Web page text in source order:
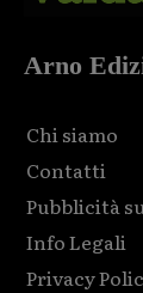
Arno
Chi siamo
Contatti
Pubblicità
Info Legali
Privacy